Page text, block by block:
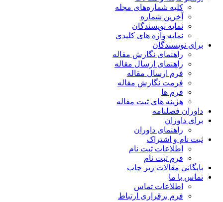
کلیه شماره‌های مجله
آخرین شماره
نمایه نویسندگان
نمایه واژه های کلیدی
برای نویسندگان
راهنمای نگارش مقاله
راهنمای ارسال مقاله
فرم ارسال مقاله
فرمت نگارش مقاله
فرم ها
هزینه های ثبت مقاله
داوران فصلنامه
برای داوران
راهنمای داوران
ثبت نام و اشتراک
اطلاعات ثبت نام
فرم ثبت نام
بایگانی مقالات زیر چاپ
تماس با ما
اطلاعات تماس
فرم برقراری ارتباط